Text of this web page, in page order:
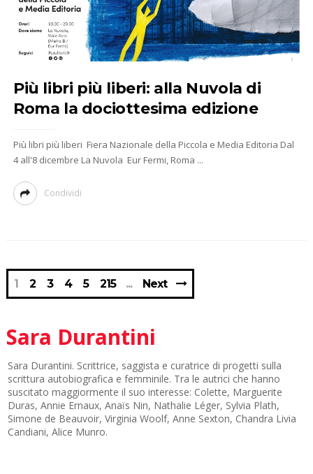
Più libri più liberi: alla Nuvola di
Roma la dociottesima edizione
Più libri più liberi Fiera Nazionale della Piccola e Media Editoria Dal
4 all'8 dicembre La Nuvola Eur Fermi, Roma ...
Condividi
1 2 3 4 5 215 Next
Sara Durantini
Sara Durantini. Scrittrice, saggista e curatrice di progetti sulla
scrittura autobiografica e femminile. Tra le autrici che hanno
suscitato maggiormente il suo interesse: Colette, Marguerite
Duras, Annie Ernaux, Anaïs Nin, Nathalie Léger, Sylvia Plath,
Simone de Beauvoir, Virginia Woolf, Anne Sexton, Chandra Livia
Candiani, Alice Munro.